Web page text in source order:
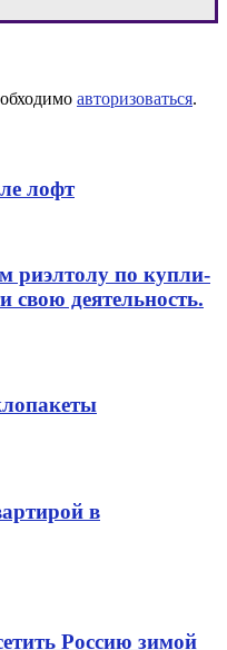
авторизоваться.
лофт
риэлтолу по купли-
свою деятельность.
в
Россию зимой